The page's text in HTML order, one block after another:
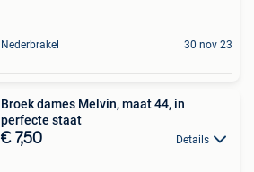
Nederbrakel 30 nov 23
Broek dames Melvin, maat 44, in
perfecte staat
€ 7,50 Details